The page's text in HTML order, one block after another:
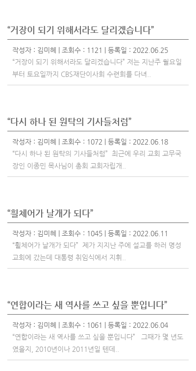
“거장이 되기 위해서라도 달리겠습니다”
작성자 : 김미혜
| 조회수 : 1121 | 등록일 : 2022.06.25
“거장이 되기 위해서라도 달리겠습니다” 저는 지난주 월요일
부터 토요일까지 CBS재단이사회 수련회를 다녀..
“다시 하나 된 원탁의 기사들처럼”
작성자 : 김미혜
| 조회수 : 1072 | 등록일 : 2022.06.18
“다시 하나 된 원탁의 기사들처럼” 최근에 우리 교회 교무국
장인 이종민 목사님이 총회 교회자립개..
“휠체어가 날개가 되다”
작성자 : 김미혜
| 조회수 : 1045 | 등록일 : 2022.06.11
“휠체어가 날개가 되다” 제가 지지난 주에 설교를 하러 명성
교회에 갔는데 대통령 취임식에서 지휘..
“연합이라는 새 역사를 쓰고 싶을 뿐입니다”
작성자 : 김미혜
| 조회수 : 1061 | 등록일 : 2022.06.04
“연합이라는 새 역사를 쓰고 싶을 뿐입니다” 그때가 몇 년도
였을지, 2010년이나 2011년일 텐데..